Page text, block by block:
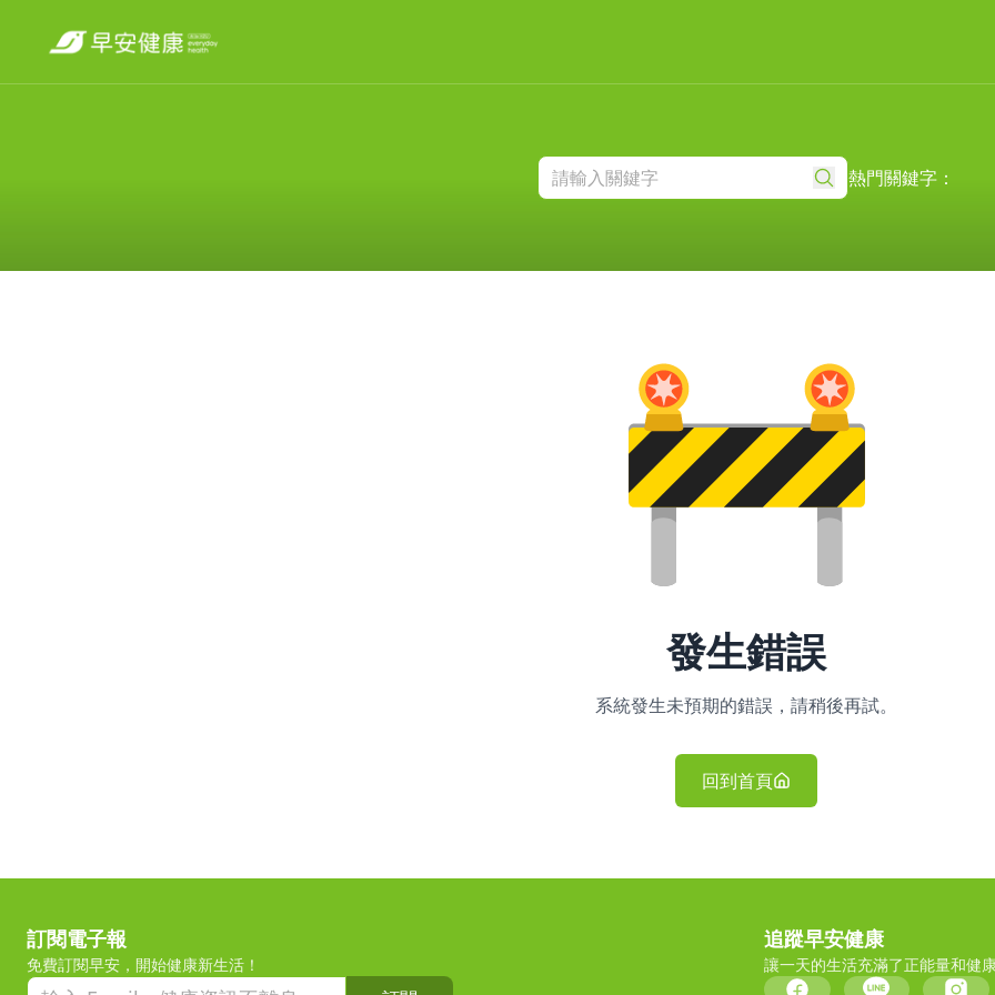
熱門關鍵字：
發生錯誤
系統發生未預期的錯誤，請稍後再試。
回到首頁
訂閱電子報
免費訂閱早安，開始健康新生活！
追蹤早安健康
讓一天的生活充滿了正能量和健